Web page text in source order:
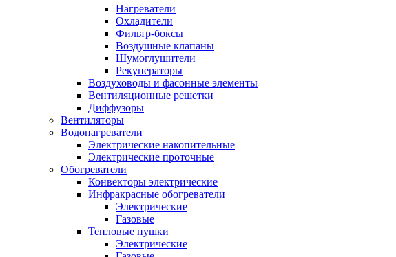
Нагреватели
Охладители
Фильтр-боксы
Воздушные клапаны
Шумоглушители
Рекуператоры
Воздуховоды и фасонные элементы
Вентиляционные решетки
Диффузоры
Вентиляторы
Водонагреватели
Электрические накопительные
Электрические проточные
Обогреватели
Конвекторы электрические
Инфракрасные обогреватели
Электрические
Газовые
Тепловые пушки
Электрические